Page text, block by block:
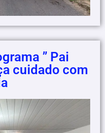
” Pai
cuidado com